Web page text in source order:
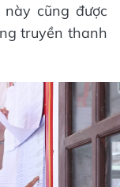
cũng được
truyền thanh